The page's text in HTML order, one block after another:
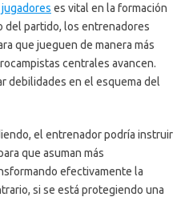
es vital en la formación
del partido, los entrenadores
que jueguen de manera más
centrales avancen.
debilidades en el esquema del
el entrenador podría instruir
que asuman más
efectivamente la
si se está protegiendo una